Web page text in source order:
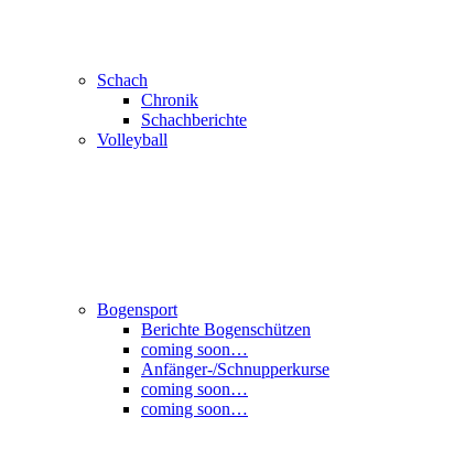
Schach
Chronik
Schachberichte
Volleyball
Bogensport
Berichte Bogenschützen
coming soon…
Anfänger-/Schnupperkurse
coming soon…
coming soon…